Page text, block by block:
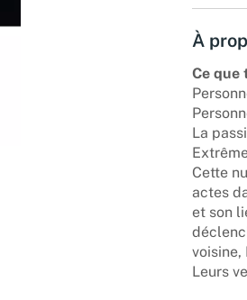
À
Ce que
La
Cette
actes
et son
voisine,
Leurs